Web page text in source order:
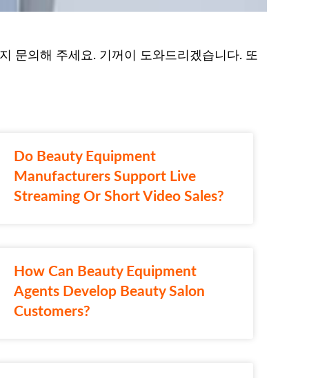
문의해 주세요. 기꺼이 도와드리겠습니다. 또
Do Beauty Equipment
Manufacturers Support Live
Streaming Or Short Video Sales?
How Can Beauty Equipment
Agents Develop Beauty Salon
Customers?